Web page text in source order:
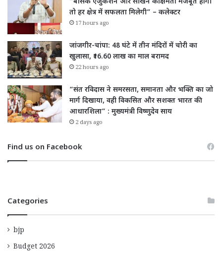
“बेसिक एजुकेशन और सीखने की क्षमता मजबूत होगी
तो हर क्षेत्र में सफलता मिलेगी” – कलेक्टर
17 hours ago
जांजगीर-चांपा: 48 घंटे में तीन मंदिरों में चोरी का
खुलासा, ₹16.60 लाख का माल बरामद
22 hours ago
“संत रविदास ने समरसता, समानता और भक्ति का जो
मार्ग दिखाया, वही विकसित और सशक्त भारत की
आधारशिला” : मुख्यमंत्री विष्णुदेव साय
2 days ago
Find us on Facebook
Categories
bjp
Budget 2026